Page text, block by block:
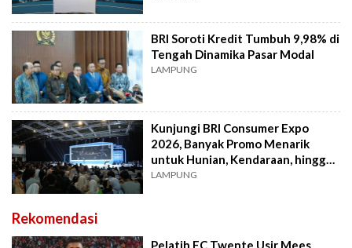
BRI Soroti Kredit Tumbuh 9,98% di
Tengah Dinamika Pasar Modal
LAMPUNG
Kunjungi BRI Consumer Expo
2026, Banyak Promo Menarik
untuk Hunian, Kendaraan, hingga
Liburan
LAMPUNG
Rekomendasi
Pelatih FC Twente Usir Mees